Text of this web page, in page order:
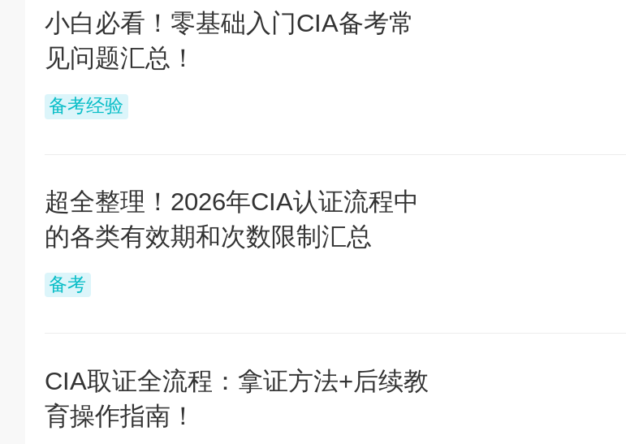
小白必看！零基础入门CIA备考常
见问题汇总！
备考经验
超全整理！2026年CIA认证流程中
的各类有效期和次数限制汇总
备考
CIA取证全流程：拿证方法+后续教
育操作指南！